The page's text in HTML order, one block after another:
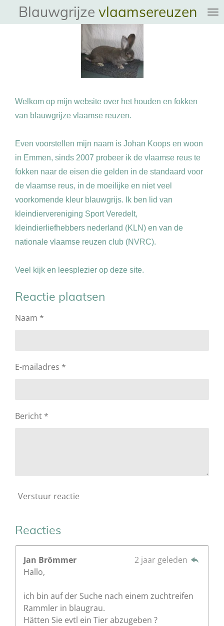
direct
Blauwgrijze vlaamsereuzen
Welkom op mijn website over het houden en fokken
van blauwgrijze vlaamse reuzen.
Even voorstellen mijn naam is Johan Koops en woon
in Emmen, sinds 2007 probeer ik de vlaamse reus te
fokken naar de eisen die gelden in de standaard voor
de vlaamse reus, in de moeilijke en niet veel
voorkomende kleur blauwgrijs. Ik ben lid van
kleindiervereniging Sport Veredelt,
kleindierliefhebbers nederland (KLN) en van de
nationale vlaamse reuzen club (NVRC).
Veel kijk en leesplezier op deze site.
Reactie plaatsen
Naam *
E-mailadres *
Bericht *
Verstuur reactie
Reacties
Jan Brömmer
2 jaar geleden
Hallo,
ich bin auf der Suche nach einem zuchtreifen
Rammler in blaugrau.
Hätten Sie evtl ein Tier abzugeben ?